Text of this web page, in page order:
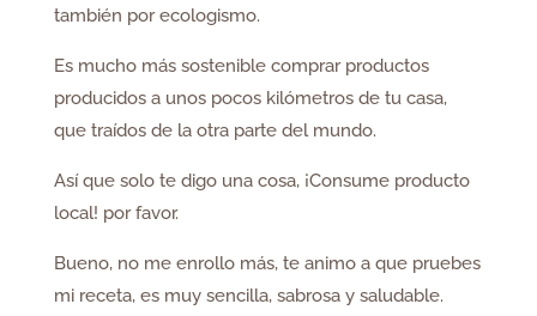
también por ecologismo.
Es mucho más sostenible comprar productos
producidos a unos pocos kilómetros de tu casa,
que traídos de la otra parte del mundo.
Así que solo te digo una cosa, ¡Consume producto
local! por favor.
Bueno, no me enrollo más, te animo a que pruebes
mi receta, es muy sencilla, sabrosa y saludable.